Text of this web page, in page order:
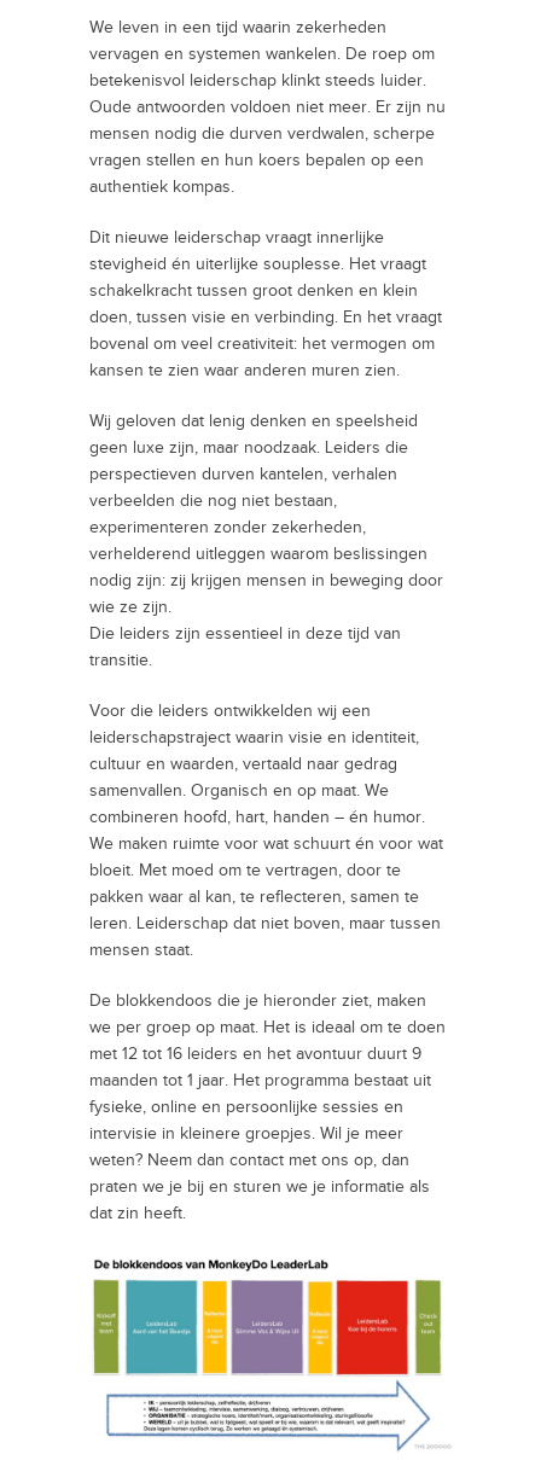
We leven in een tijd waarin zekerheden
vervagen en systemen wankelen. De roep om
betekenisvol leiderschap klinkt steeds luider.
Oude antwoorden voldoen niet meer. Er zijn nu
mensen nodig die durven verdwalen, scherpe
vragen stellen en hun koers bepalen op een
authentiek kompas.
Dit nieuwe leiderschap vraagt innerlijke
stevigheid én uiterlijke souplesse. Het vraagt
schakelkracht tussen groot denken en klein
doen, tussen visie en verbinding. En het vraagt
bovenal om veel creativiteit: het vermogen om
kansen te zien waar anderen muren zien.
Wij geloven dat lenig denken en speelsheid
geen luxe zijn, maar noodzaak. Leiders die
perspectieven durven kantelen, verhalen
verbeelden die nog niet bestaan,
experimenteren zonder zekerheden,
verhelderend uitleggen waarom beslissingen
nodig zijn: zij krijgen mensen in beweging door
wie ze zijn.
Die leiders zijn essentieel in deze tijd van
transitie.
Voor die leiders ontwikkelden wij een
leiderschapstraject waarin visie en identiteit,
cultuur en waarden, vertaald naar gedrag
samenvallen. Organisch en op maat. We
combineren hoofd, hart, handen – én humor.
We maken ruimte voor wat schuurt én voor wat
bloeit. Met moed om te vertragen, door te
pakken waar al kan, te reflecteren, samen te
leren. Leiderschap dat niet boven, maar tussen
mensen staat.
De blokkendoos die je hieronder ziet, maken
we per groep op maat. Het is ideaal om te doen
met 12 tot 16 leiders en het avontuur duurt 9
maanden tot 1 jaar. Het programma bestaat uit
fysieke, online en persoonlijke sessies en
intervisie in kleinere groepjes. Wil je meer
weten? Neem dan contact met ons op, dan
praten we je bij en sturen we je informatie als
dat zin heeft.